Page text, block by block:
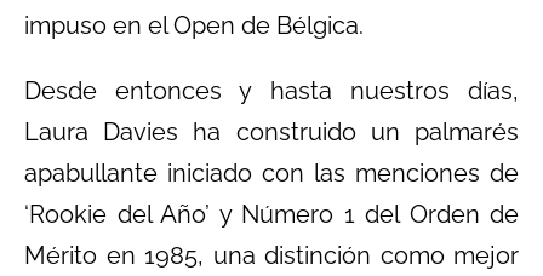
impuso en el Open de Bélgica.
Desde entonces y hasta nuestros días,
Laura Davies ha construido un palmarés
apabullante iniciado con las menciones de
‘Rookie del Año’ y Número 1 del Orden de
Mérito en 1985, una distinción como mejor